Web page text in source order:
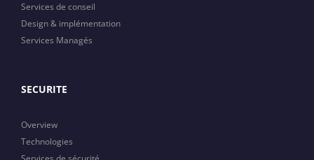
Services de conseil
Design & implémentation
Services Managés
SECURITE
Overview
Technologies